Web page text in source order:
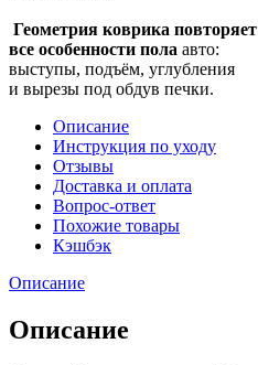
Геометрия коврика повторяет
все особенности пола авто:
выступы, подъём, углубления
и вырезы под обдув печки.
Описание
Инструкция по уходу
Отзывы
Доставка и оплата
Вопрос-ответ
Похожие товары
Кэшбэк
Описание
Описание